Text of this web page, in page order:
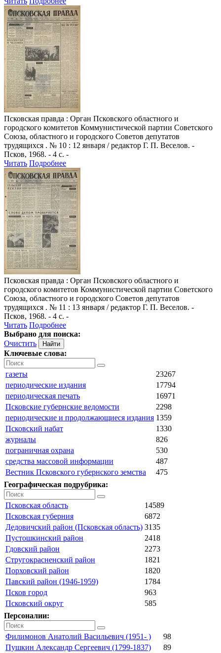
Псковская правда : Орган Псковского областного и
городского комитетов Коммунистической партии Советского
Союза, областного и городского Советов депутатов
трудящихся . № 10 : 12 января / редактор Г. П. Веселов. -
Псков, 1968. - 4 с. -
Читать Подробнее
Псковская правда : Орган Псковского областного и
городского комитетов Коммунистической партии Советского
Союза, областного и городского Советов депутатов
трудящихся . № 11 : 13 января / редактор Г. П. Веселов. -
Псков, 1968. - 4 с. -
Читать Подробнее
Выбрано для поиска:
Очистить
Ключевые слова:
газеты
23267
периодические издания
17794
периодическая печать
16971
Псковские губернские ведомости
2298
периодические и продолжающиеся издания 1359
Псковский набат
1330
журналы
826
пограничная охрана
530
средства массовой информации
487
Вестник Псковского губернского земства
475
Географическая подрубрика:
Псковская область
14589
Псковская губерния
6872
Дедовичский район (Псковская область) 3135
Пустошкинский район
2418
Гдовский район
2273
Стругокрасненский район
1821
Порховский район
1820
Павский район (1946-1959)
1784
Псков город
963
Псковский округ
585
Персоналии:
Филимонов Анатолий Васильевич (1951- )
98
Пушкин Александр Сергеевич (1799-1837)
89